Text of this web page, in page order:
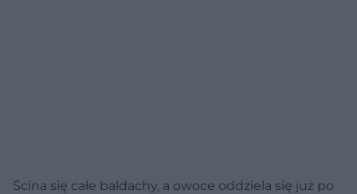
Ścina się całe baldachy, a owoce oddziela się już po